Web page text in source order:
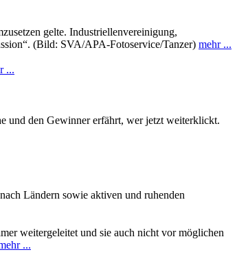
gelte. Industriellenvereinigung,
(Bild: SVA/APA-Fotoservice/Tanzer) mehr ...
...
und den Gewinner erfährt, wer jetzt weiterklickt.
Ländern sowie aktiven und ruhenden
weitergeleitet und sie auch nicht vor möglichen
...